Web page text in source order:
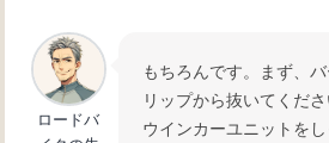
ロードバ
もちろんです。まず、
リップから抜いてくださ
ウインカーユニットを